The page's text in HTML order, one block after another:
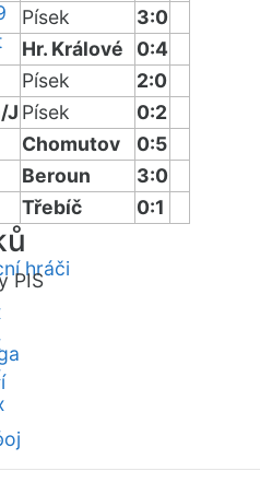
hráči
Písek
3:0
Hr. Králové
0:4
Písek
2:0
J Písek
0:2
Chomutov
0:5
Beroun
3:0
Třebíč 0:1
PIS